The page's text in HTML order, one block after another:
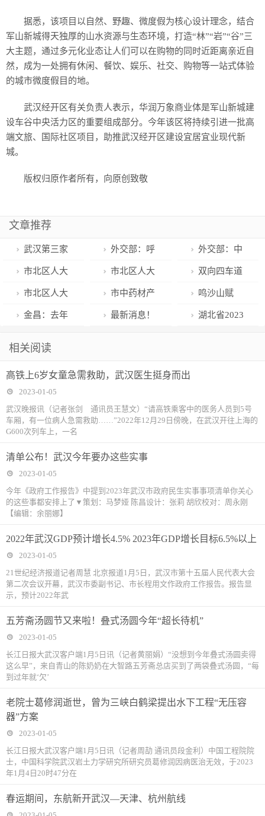
据悉，该项目以自然、野趣、微度假为核心设计理念，结合
军山新城得天独厚的山水资源与生态环境，打造“林”“岩”“谷”三
大主题，通过多元化业态让人们可以在购物的同时近距离亲近自
然，成为一处拥有休闲、餐饮、娱乐、社交、购物等一站式体验
的城市微度假目的地。
武汉经开区有关负责人表示，华润万象商业体是军山新城建
设车谷中央活力区的重要组成部分。今年该区将持续引进一批高
端文旅、国际社区项目，助推武汉经开区建设宜居宜业现代新
城。
版权归原作者所有，向原创致敬
文章推荐
武汉第三家
华润万象系商
业体落户军山
新城
外交部：呼
吁各方秉持科
学原则，避免
政治化疫情的
外交部：中
国疫情防控措
施优化调整以
来，多次同世
市北区人大
代表阎晓然：
建立医院与属
市北区人大
代表张英英：
在延安路建设
双向四车道
变双向六车
道，拓宽通
红街区
市北区人大
代表王德海：
收集
市中药材产
业链专家受邀
（茶店镇）揭
鸣沙山赋
金昌：去年
商引资到位资
最新消息！
政道路
湖北省2023
（初试）成绩
核办法
相关阅读
高铁上6岁女童急需救助，武汉医生挺身而出
2023-01-05
武汉晚报讯（记者张剑 通讯员王慧文）“请高铁乘客中的医务人员到5号
车厢，有一位病人急需救助……”2022年12月29日傍晚，在武汉开往上海的
G600次列车上，一名
清单公布！武汉今年要办这些实事
2023-01-05
今年《政府工作报告》中提到2023年武汉市政府民生实事事项清单你关心
的这些事都安排上了▼策划：马梦娅 陈昌设计：张莉 胡欣校对：周永刚
【编辑：余丽娜】
2022年武汉GDP预计增长4.5% 2023年GDP增长目标6.5%以上
2023-01-05
21世纪经济报道记者周慧 北京报道1月5日，武汉市第十五届人民代表大会
第二次会议开幕，武汉市委副书记、市长程用文作政府工作报告。报告显
示，预计2022年武
五芳斋汤圆节又来啦！叠式汤圆今年“超长待机”
2023-01-05
长江日报大武汉客户端1月5日讯（记者黄丽娟）“没想到今年叠式汤圆卖得
这么早”，来自青山的陈奶奶在大智路五芳斋总店买到了两袋叠式汤圆，“每
到过年就‘欠’
老院士葛修润逝世，曾为三峡白鹤梁提出水下工程“无压容
器”方案
2023-01-05
长江日报大武汉客户端1月5日讯（记者周劼 通讯员段金利）中国工程院院
士，中国科学院武汉岩土力学研究所研究员葛修润因病医治无效，于2023
年1月4日20时47分在
春运期间，东航新开武汉—天津、杭州航线